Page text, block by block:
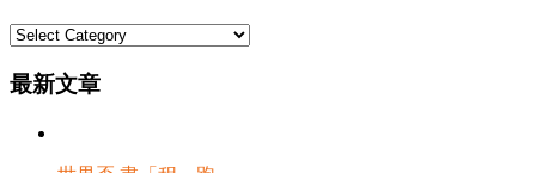
文
分
最新文章